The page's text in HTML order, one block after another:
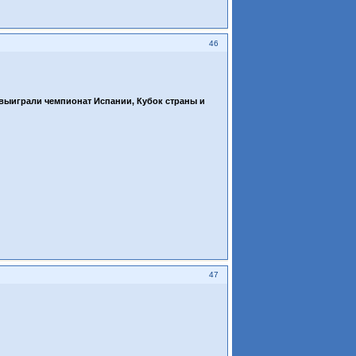
46
чемпионат Испании, Кубок страны и
47